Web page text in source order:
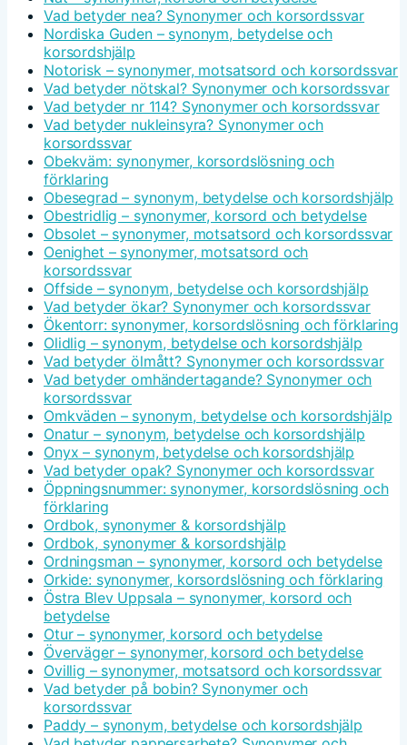
Vad betyder nea? Synonymer och korsordssvar
Nordiska Guden – synonym, betydelse och
korsordshjälp
Notorisk – synonymer, motsatsord och korsordssvar
Vad betyder nötskal? Synonymer och korsordssvar
Vad betyder nr 114? Synonymer och korsordssvar
Vad betyder nukleinsyra? Synonymer och
korsordssvar
Obekväm: synonymer, korsordslösning och
förklaring
Obesegrad – synonym, betydelse och korsordshjälp
Obestridlig – synonymer, korsord och betydelse
Obsolet – synonymer, motsatsord och korsordssvar
Oenighet – synonymer, motsatsord och
korsordssvar
Offside – synonym, betydelse och korsordshjälp
Vad betyder ökar? Synonymer och korsordssvar
Ökentorr: synonymer, korsordslösning och förklaring
Olidlig – synonym, betydelse och korsordshjälp
Vad betyder ölmått? Synonymer och korsordssvar
Vad betyder omhändertagande? Synonymer och
korsordssvar
Omkväden – synonym, betydelse och korsordshjälp
Onatur – synonym, betydelse och korsordshjälp
Onyx – synonym, betydelse och korsordshjälp
Vad betyder opak? Synonymer och korsordssvar
Öppningsnummer: synonymer, korsordslösning och
förklaring
Ordbok, synonymer & korsordshjälp
Ordbok, synonymer & korsordshjälp
Ordningsman – synonymer, korsord och betydelse
Orkide: synonymer, korsordslösning och förklaring
Östra Blev Uppsala – synonymer, korsord och
betydelse
Otur – synonymer, korsord och betydelse
Överväger – synonymer, korsord och betydelse
Ovillig – synonymer, motsatsord och korsordssvar
Vad betyder på bobin? Synonymer och
korsordssvar
Paddy – synonym, betydelse och korsordshjälp